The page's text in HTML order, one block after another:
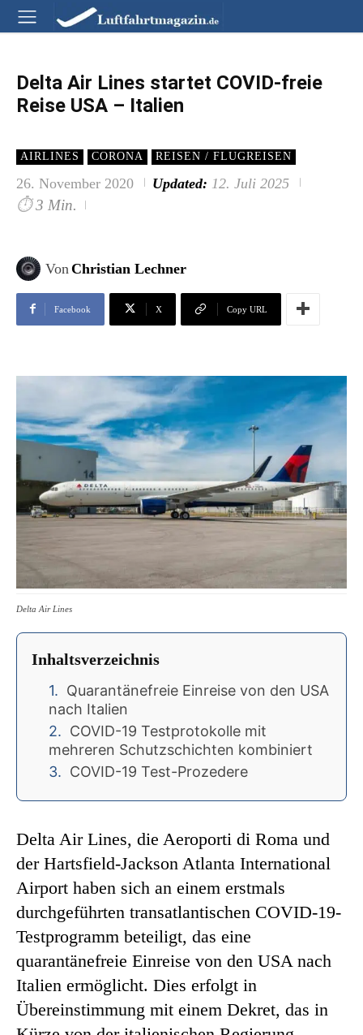
Delta Air Lines startet COVID-freie
Reise USA – Italien
AIRLINES CORONA REISEN / FLUGREISEN
26. November 2020 Updated: 12. Juli 2025
⏱ 3 Min.
Von Christian Lechner
Facebook X Copy URL
Delta Air Lines
Inhaltsverzeichnis
Quarantänefreie Einreise von den USA
nach Italien
COVID-19 Testprotokolle mit
mehreren Schutzschichten kombiniert
COVID-19 Test-Prozedere
Delta Air Lines, die Aeroporti di Roma und
der Hartsfield-Jackson Atlanta International
Airport haben sich an einem erstmals
durchgeführten transatlantischen COVID-19-
Testprogramm beteiligt, das eine
quarantänefreie Einreise von den USA nach
Italien ermöglicht. Dies erfolgt in
Übereinstimmung mit einem Dekret, das in